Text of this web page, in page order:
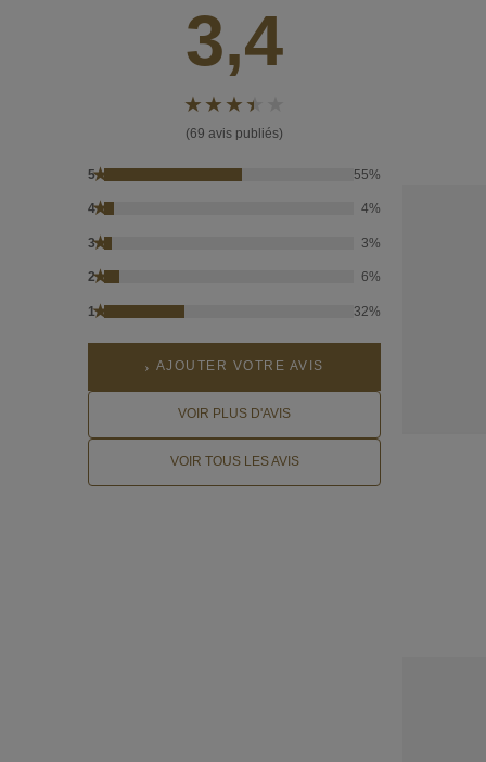
3,4
(69 avis publiés)
5★ 55%
4★ 4%
3★ 3%
2★ 6%
1★ 32%
AJOUTER VOTRE AVIS
VOIR PLUS D'AVIS
VOIR TOUS LES AVIS